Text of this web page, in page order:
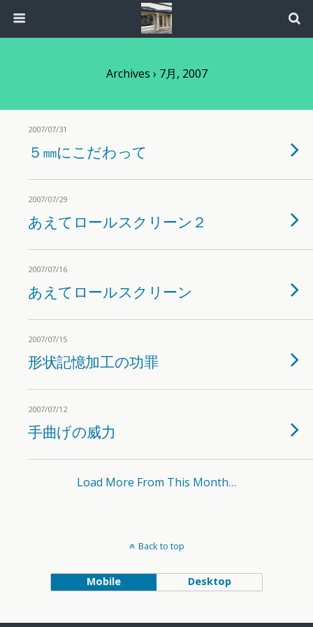
Archives › 7月, 2007
2007/07/31
５㎜にこだわって
2007/07/29
あえてロールスクリーン２
2007/07/16
あえてロールスクリーン
2007/07/15
形状記憶加工の功罪
2007/07/12
手曲げの威力
Load More From This Month…
Back to top
Mobile Desktop